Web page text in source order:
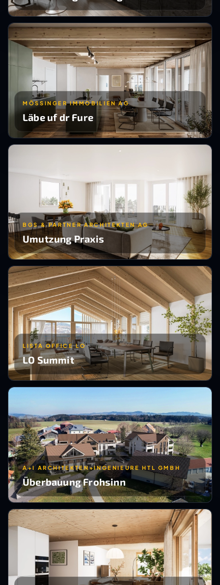
MÖSSINGER IMMOBILIEN AG
Läbe uf dr Fure
BGS & PARTNER ARCHITEKTEN AG
Umutzung Praxis
LISTA OFFICE LO
LO Summit
A+I ARCHITEKTEN+INGENIEURE HTL GMBH
Überbauung Frohsinn